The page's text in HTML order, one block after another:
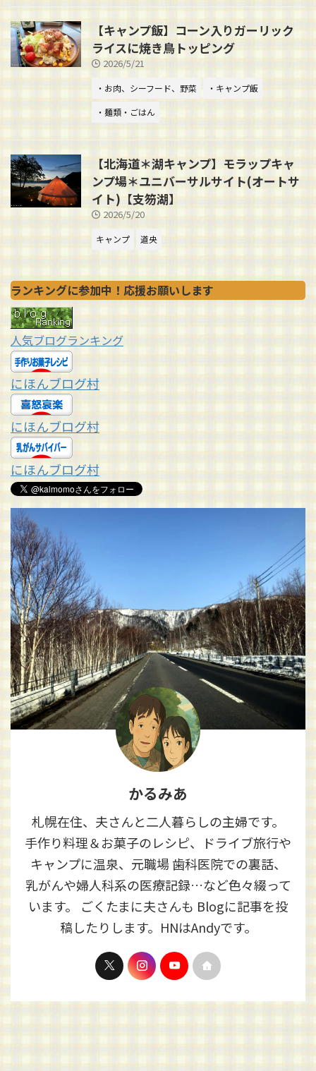
【キャンプ飯】コーン入りガーリック
ライスに焼き鳥トッピング
2026/5/21
・お肉、シーフード、野菜
・キャンプ飯
・麺類・ごはん
【北海道＊湖キャンプ】モラップキャ
ンプ場＊ユニバーサルサイト(オートサ
イト)【支笏湖】
2026/5/20
キャンプ 道央
ランキングに参加中！応援お願いします
人気ブログランキング
にほんブログ村
にほんブログ村
にほんブログ村
かるみあ
札幌在住、夫さんと二人暮らしの主婦です。
手作り料理＆お菓子のレシピ、ドライブ旅行や
キャンプに温泉、元職場 歯科医院での裏話、
乳がんや婦人科系の医療記録…など色々綴って
います。 ごくたまに夫さんも Blogに記事を投
稿したりします。HNはAndyです。